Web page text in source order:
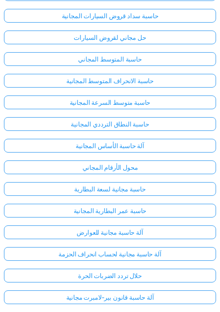
حاسبة سداد قروض السيارات المجانية
حل مجاني لقروض السيارات
حاسبة المتوسط المجاني
حاسبة الانحراف المتوسط المجانية
حاسبة متوسط السرعة المجانية
حاسبة النطاق الترددي المجانية
آلة حاسبة الأساس المجانية
محول الأرقام المجاني
حاسبة مجانية لسعة البطارية
حاسبة عمر البطارية المجانية
آلة حاسبة مجانية للعوارض
آلة حاسبة مجانية لحساب انحراف الحزمة
حلال تردد الضربات الحرة
آلة حاسبة قانون بير-لامبرت مجانية